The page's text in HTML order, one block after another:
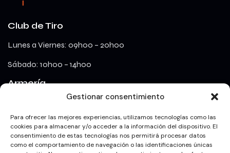
Gestionar consentimiento
Para ofrecer las mejores experiencias, utilizamos tecnologías como las
cookies para almacenar y/o acceder a la información del dispositivo. El
consentimiento de estas tecnologías nos permitirá procesar datos
como el comportamiento de navegación o las identificaciones únicas
Club de Tiro
Lunes a Viernes: 09h00 – 20h00
Sábado: 10h00 – 14h00
Armería
lunes a viernes: 09h00 – 18h00
Redes Sociales